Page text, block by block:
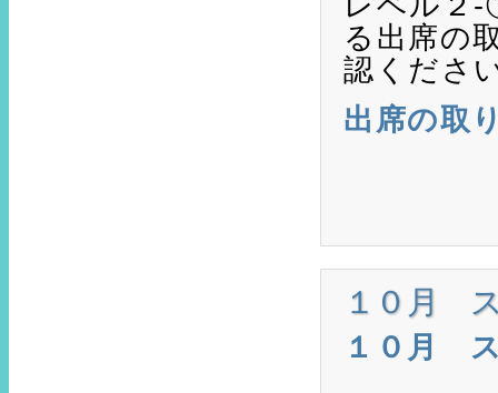
る出席の
認くださ
出席の取
１０月
１０月